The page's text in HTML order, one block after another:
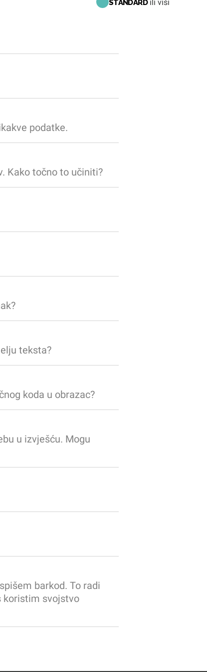
STANDARDili viši
podatke.
Kako točno to učiniti?
teksta?
koda u obrazac?
u izvješću. Mogu
barkod. To radi
koristim svojstvo